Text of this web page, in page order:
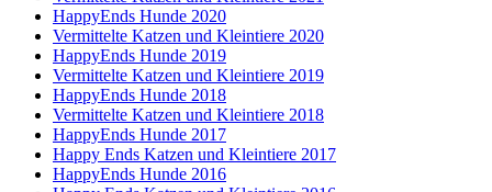
HappyEnds Hunde 2020
Vermittelte Katzen und Kleintiere 2020
HappyEnds Hunde 2019
Vermittelte Katzen und Kleintiere 2019
HappyEnds Hunde 2018
Vermittelte Katzen und Kleintiere 2018
HappyEnds Hunde 2017
Happy Ends Katzen und Kleintiere 2017
HappyEnds Hunde 2016